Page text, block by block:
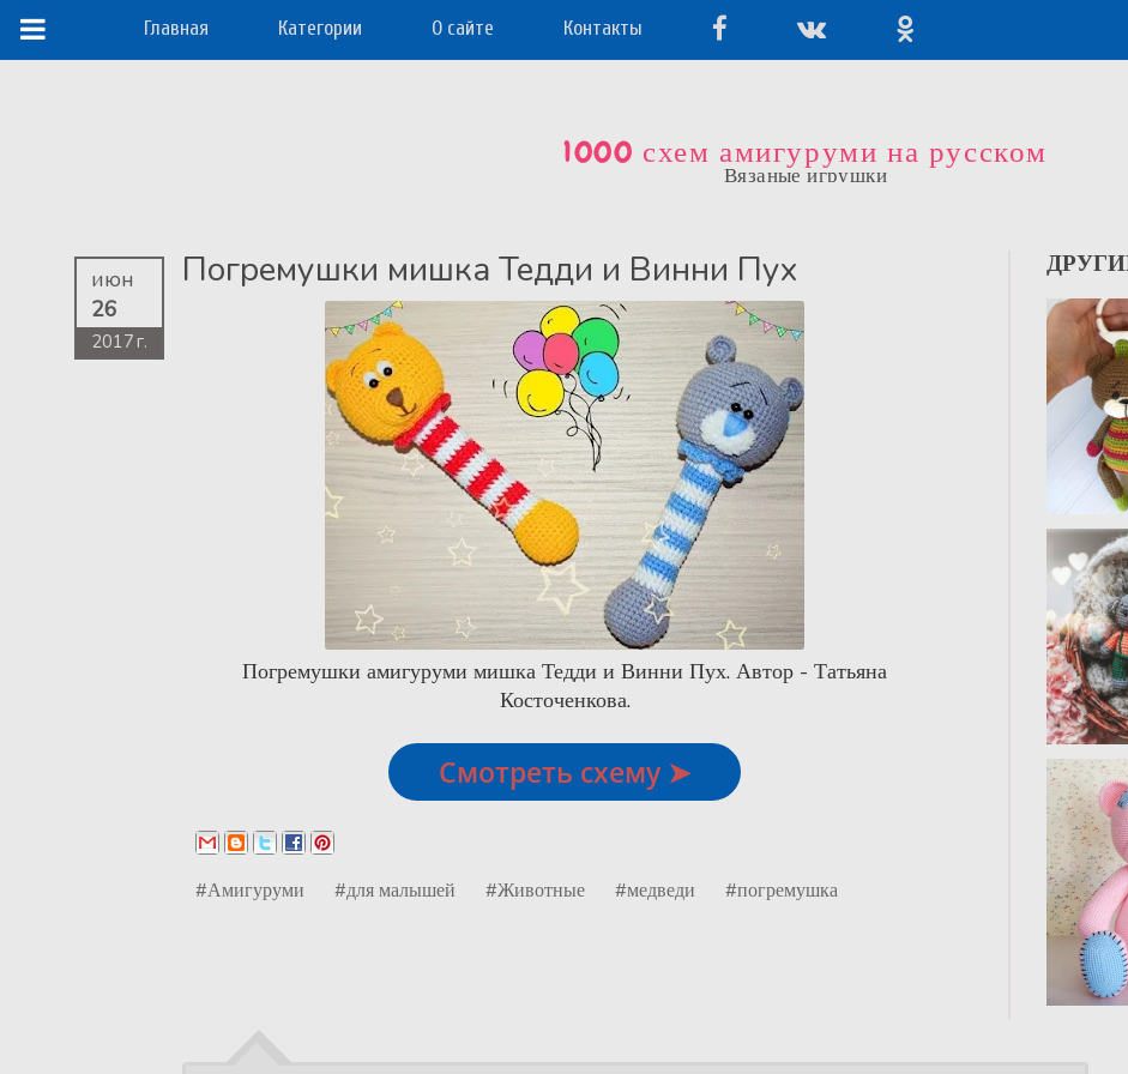
Главная Категории О сайте Контакты
1000 схем амигуруми на русском
Вязаные игрушки
Погремушки мишка Тедди и Винни Пух
июн
26
2017 г.
Погремушки амигуруми мишка Тедди и Винни Пух. Автор - Татьяна
Косточенкова.
Смотреть схему ➤
#Амигуруми #для малышей #Животные #медведи #погремушка